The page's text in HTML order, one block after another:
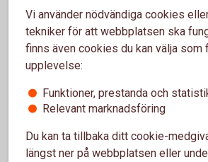
Villkor hemförsäkring (pdf)
Vi använder nödvändiga cookies
tekniker för att webbplatsen ska
finns även cookies du kan välja som
upplevelse:
Funktioner, prestanda och
Relevant marknadsföring
Du kan ta tillbaka ditt cookie-
längst ner på webbplatsen eller